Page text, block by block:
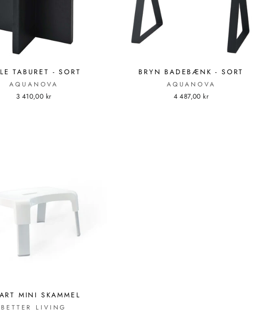
TABURET - SORT
AQUANOVA
3 410,00 kr
BRYN BADEBÆNK - SORT
AQUANOVA
4 487,00 kr
MINI SKAMMEL
BETTER LIVING